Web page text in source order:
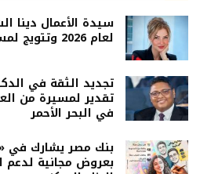
سيدة الأعمال
لعام 2026 وتتويج لمسيرة من النجاح والتميز
تجديد الثقة في
تقدير لمسيرة من
في البحر الأحمر
بنك مصر يشارك في
بعروض مجانية لدعم